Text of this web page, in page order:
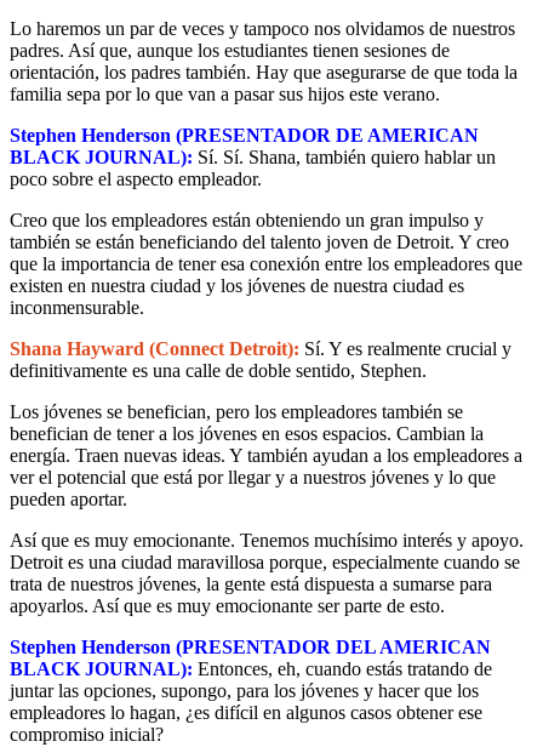
Lo haremos un par de veces y tampoco nos olvidamos de nuestros
padres. Así que, aunque los estudiantes tienen sesiones de
orientación, los padres también. Hay que asegurarse de que toda la
familia sepa por lo que van a pasar sus hijos este verano.
Stephen Henderson (PRESENTADOR DE AMERICAN
BLACK JOURNAL): Sí. Sí. Shana, también quiero hablar un
poco sobre el aspecto empleador.
Creo que los empleadores están obteniendo un gran impulso y
también se están beneficiando del talento joven de Detroit. Y creo
que la importancia de tener esa conexión entre los empleadores que
existen en nuestra ciudad y los jóvenes de nuestra ciudad es
inconmensurable.
Shana Hayward (Connect Detroit): Sí. Y es realmente crucial y
definitivamente es una calle de doble sentido, Stephen.
Los jóvenes se benefician, pero los empleadores también se
benefician de tener a los jóvenes en esos espacios. Cambian la
energía. Traen nuevas ideas. Y también ayudan a los empleadores a
ver el potencial que está por llegar y a nuestros jóvenes y lo que
pueden aportar.
Así que es muy emocionante. Tenemos muchísimo interés y apoyo.
Detroit es una ciudad maravillosa porque, especialmente cuando se
trata de nuestros jóvenes, la gente está dispuesta a sumarse para
apoyarlos. Así que es muy emocionante ser parte de esto.
Stephen Henderson (PRESENTADOR DEL AMERICAN
BLACK JOURNAL): Entonces, eh, cuando estás tratando de
juntar las opciones, supongo, para los jóvenes y hacer que los
empleadores lo hagan, ¿es difícil en algunos casos obtener ese
compromiso inicial?